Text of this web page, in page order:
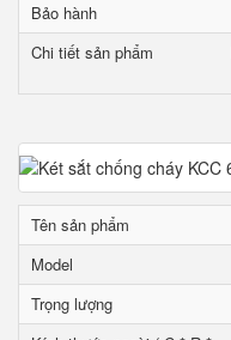
Bảo hành
Chi tiết sản phẩm
Tên sản phẩm
Model
Trọng lượng